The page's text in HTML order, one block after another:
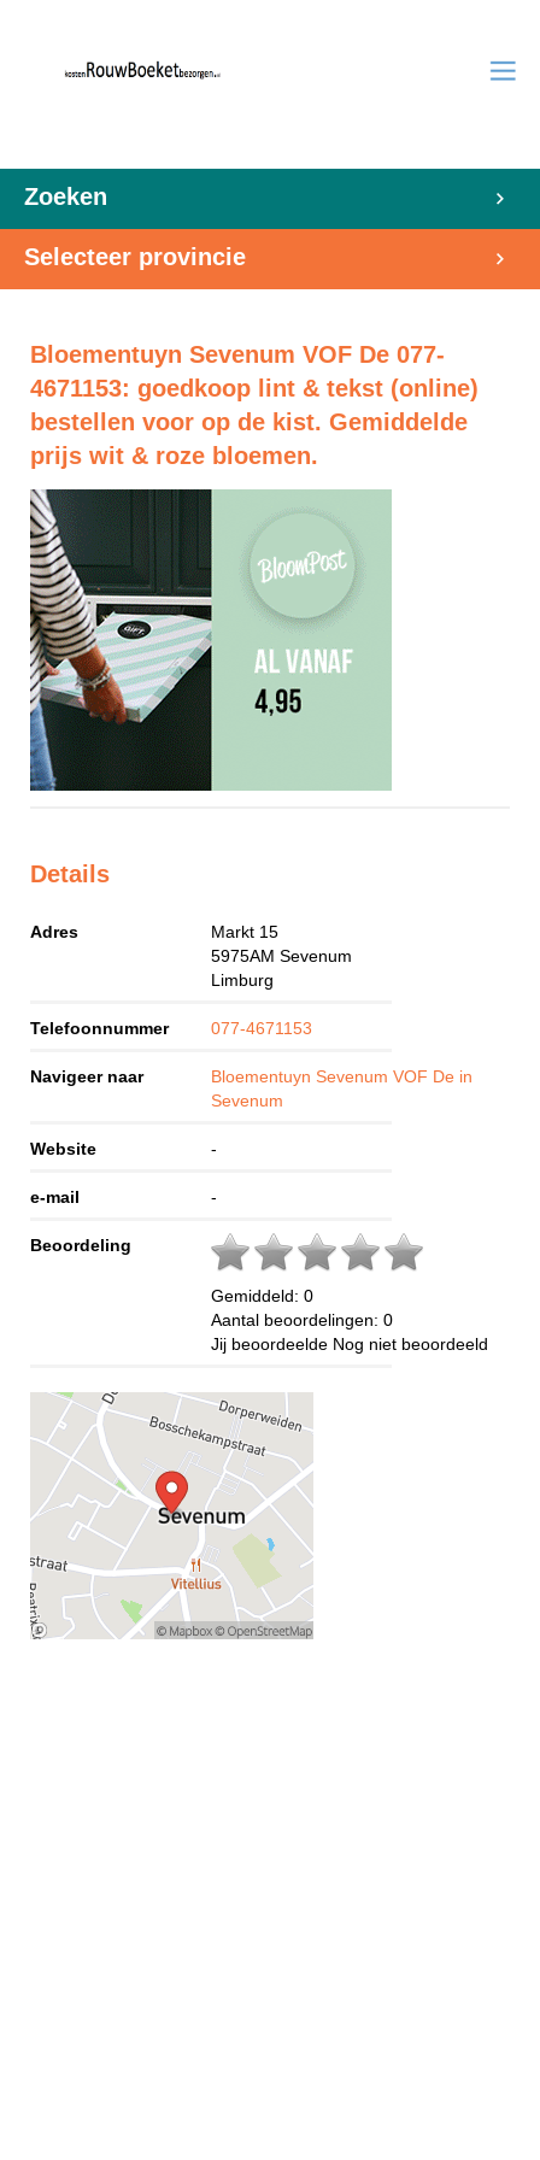
Zoeken
Selecteer provincie
Bloementuyn Sevenum VOF De 077-
4671153: goedkoop lint & tekst (online)
bestellen voor op de kist. Gemiddelde
prijs wit & roze bloemen.
Details
Adres
Markt 15
5975AM Sevenum
Limburg
Telefoonnummer 077-4671153
Navigeer naar
Bloementuyn Sevenum VOF De in
Sevenum
Website -
e-mail -
Beoordeling
Gemiddeld: 0
Aantal beoordelingen: 0
Jij beoordeelde Nog niet beoordeeld